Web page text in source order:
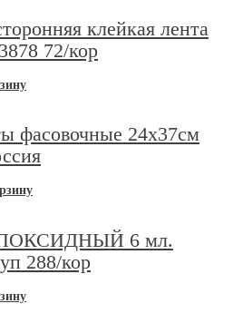
клейкая лента
72/кор
фасовочные 24х37см
6 мл.
288/кор